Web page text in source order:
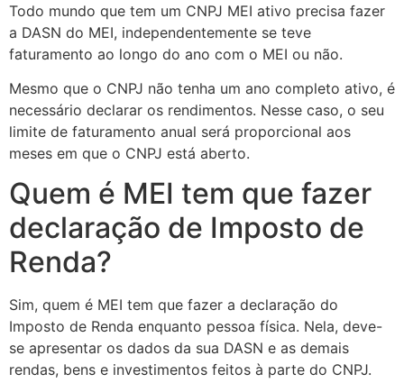
Todo mundo que tem um CNPJ MEI ativo precisa fazer
a DASN do MEI, independentemente se teve
faturamento ao longo do ano com o MEI ou não.
Mesmo que o CNPJ não tenha um ano completo ativo, é
necessário declarar os rendimentos. Nesse caso, o seu
limite de faturamento anual será proporcional aos
meses em que o CNPJ está aberto.
Quem é MEI tem que fazer
declaração de Imposto de
Renda?
Sim, quem é MEI tem que fazer a declaração do
Imposto de Renda enquanto pessoa física. Nela, deve-
se apresentar os dados da sua DASN e as demais
rendas, bens e investimentos feitos à parte do CNPJ.